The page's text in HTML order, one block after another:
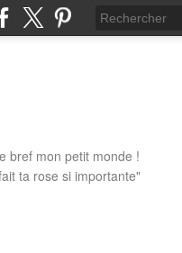
bref mon petit monde !
ta rose si importante"